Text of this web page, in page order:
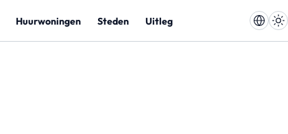
Huurwoningen Steden Uitleg